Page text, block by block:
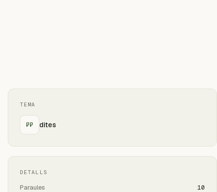
TEMA
dites
DETALLS
Paraules 10